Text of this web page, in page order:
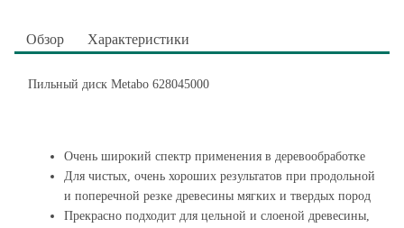
Обзор Характеристики
Пильный диск Metabo 628045000
Очень широкий спектр применения в деревообработке
Для чистых, очень хороших результатов при продольной
и поперечной резке древесины мягких и твердых пород
Прекрасно подходит для цельной и слоеной древесины,